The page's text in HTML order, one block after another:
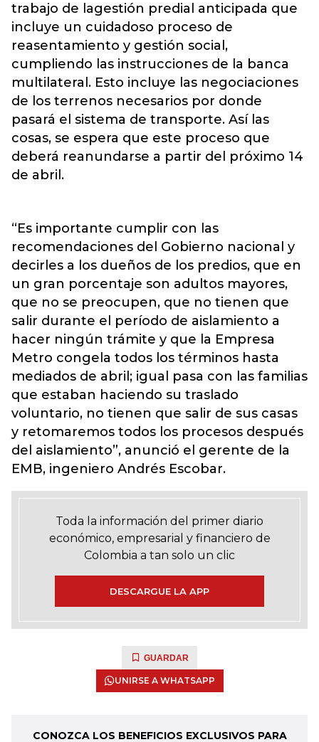
trabajo de lagestión predial anticipada que
incluye un cuidadoso proceso de
reasentamiento y gestión social,
cumpliendo las instrucciones de la banca
multilateral. Esto incluye las negociaciones
de los terrenos necesarios por donde
pasará el sistema de transporte. Así las
cosas, se espera que este proceso que
deberá reanundarse a partir del próximo 14
de abril.
“Es importante cumplir con las
recomendaciones del Gobierno nacional y
decirles a los dueños de los predios, que en
un gran porcentaje son adultos mayores,
que no se preocupen, que no tienen que
salir durante el período de aislamiento a
hacer ningún trámite y que la Empresa
Metro congela todos los términos hasta
mediados de abril; igual pasa con las familias
que estaban haciendo su traslado
voluntario, no tienen que salir de sus casas
y retomaremos todos los procesos después
del aislamiento”, anunció el gerente de la
EMB, ingeniero Andrés Escobar.
Toda la información del primer diario
económico, empresarial y financiero de
Colombia a tan solo un clic
DESCARGUE LA APP
GUARDAR
UNIRSE A WHATSAPP
CONOZCA LOS BENEFICIOS EXCLUSIVOS PARA